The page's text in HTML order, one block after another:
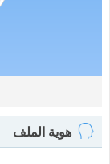
هوية الملف